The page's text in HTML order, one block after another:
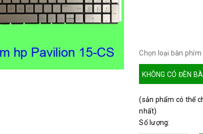
Chọn loại bàn phím
KHÔNG CÓ ĐÈN
(sản phẩm có thể
nhất)
Số lượng: